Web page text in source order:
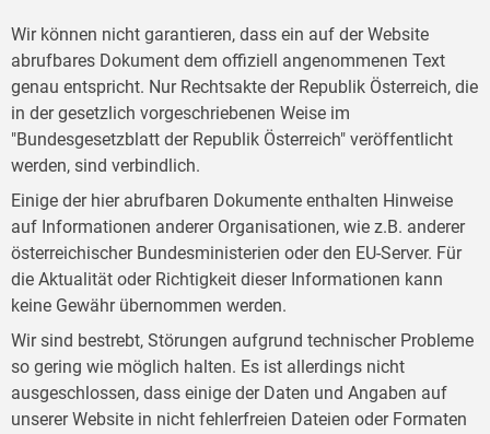
Wir können nicht garantieren, dass ein auf der Website
abrufbares Dokument dem offiziell angenommenen Text
genau entspricht. Nur Rechtsakte der Republik Österreich, die
in der gesetzlich vorgeschriebenen Weise im
"Bundesgesetzblatt der Republik Österreich" veröffentlicht
werden, sind verbindlich.
Einige der hier abrufbaren Dokumente enthalten Hinweise
auf Informationen anderer Organisationen, wie z.B. anderer
österreichischer Bundesministerien oder den EU-Server. Für
die Aktualität oder Richtigkeit dieser Informationen kann
keine Gewähr übernommen werden.
Wir sind bestrebt, Störungen aufgrund technischer Probleme
so gering wie möglich halten. Es ist allerdings nicht
ausgeschlossen, dass einige der Daten und Angaben auf
unserer Website in nicht fehlerfreien Dateien oder Formaten